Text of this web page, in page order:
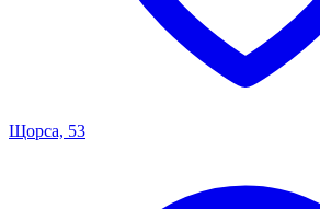
Щорса, 53